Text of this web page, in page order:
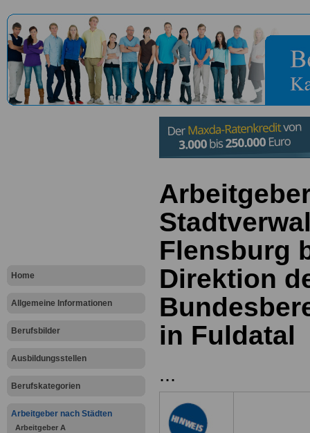
Home
Allgemeine Informationen
Berufsbilder
Ausbildungsstellen
Berufskategorien
Arbeitgeber nach Städten
Arbeitgeber A
Flensburg
Direktion
in Fuldatal
...